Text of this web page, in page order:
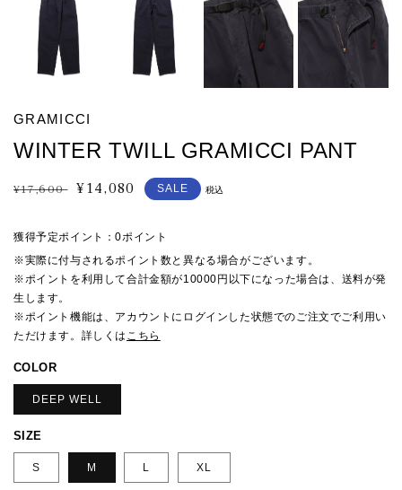
GRAMICCI
WINTER TWILL GRAMICCI PANT
通
価
格
¥17,600
セ
ル
価
格
¥14,080 SALE 税込
獲得予定ポイント：0ポイント
※実際に付与されるポイント数と異なる場合がございます。
※ポイントを利用して合計金額が10000円以下になった場合は、送料が発
生します。
※ポイント機能は、アカウントにログインした状態でのご注文でご利用い
ただけます。詳しくは こちら
COLOR
DEEP WELL
SIZE
S M L XL